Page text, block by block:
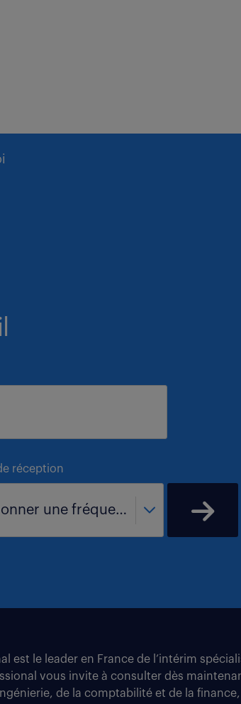
réception
- sélectionner une fréquence -
est le leader en France de l’intérim
vous invite à consulter dès
de la comptabilité et de la